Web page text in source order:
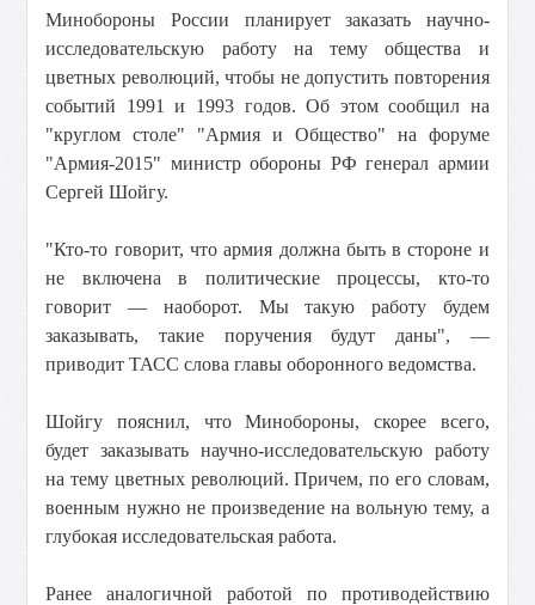
Минобороны России планирует заказать научно-
исследовательскую работу на тему общества и
цветных революций, чтобы не допустить повторения
событий 1991 и 1993 годов. Об этом сообщил на
"круглом столе" "Армия и Общество" на форуме
"Армия-2015" министр обороны РФ генерал армии
Сергей Шойгу.
"Кто-то говорит, что армия должна быть в стороне и
не включена в политические процессы, кто-то
говорит — наоборот. Мы такую работу будем
заказывать, такие поручения будут даны", —
приводит ТАСС слова главы оборонного ведомства.
Шойгу пояснил, что Минобороны, скорее всего,
будет заказывать научно-исследовательскую работу
на тему цветных революций. Причем, по его словам,
военным нужно не произведение на вольную тему, а
глубокая исследовательская работа.
Ранее аналогичной работой по противодействию